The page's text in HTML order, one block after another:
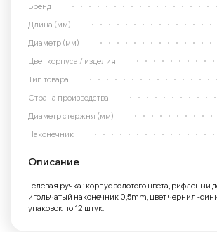
Бренд
Длина (мм)
Диаметр (мм)
Цвет корпуса / изделия
Тип товара
Страна производства
Диаметр стержня (мм)
Наконечник
Описание
Гелевая ручка : корпус золотого цвета, рифлёный
игольчатый наконечник 0,5mm, цвет чернил -
упаковок по 12 штук.